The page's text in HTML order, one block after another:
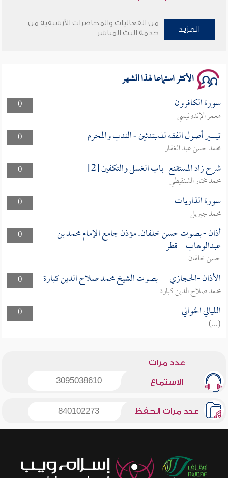
المزيد
من الفعاليات والمحاضرات الأرشيفية من
خدمة البث المباشر
الأكثر استماعا لهذا الشهر
0 سورة الكافرون
معمر الإندونيسي
0
تيسير أصول الفقه للمبتدئين - الندب والمحرم
محمد حسن عبد الغفار
0
شرح زاد المستقنع_باب الغسل والتكفين [2]
محمد مختار الشنقيطي
0
سورة الذاريات
محمد جبريل
0
أذان - بصوت حسن خلفان. مؤذن جامع الإمام محمد بن
عبدالوهاب – قطر
حسن خلفان
0
الأذان -الحجازي__ بصوت الشيخ محمد صلاح الدين كبارة
محمد صلاح الدين كبارة
0
الليالي الخوالي
(...)
عدد مرات
الاستماع 3095038610
عدد مرات الحفظ 840102273